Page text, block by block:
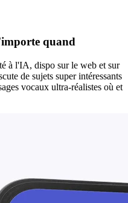
quand
à l'IA, dispo sur le web et sur
de sujets super intéressants
vocaux ultra-réalistes où et